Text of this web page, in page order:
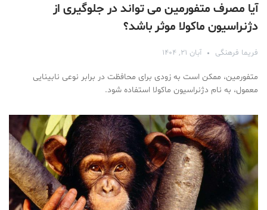
آیا مصرف متفورمین می تواند در جلوگیری از
دژنراسیون ماکولا موثر باشد؟
فریما فرهنگی آبان ۲۱, ۱۴۰۴
متفورمین، ممکن است به زودی برای محافظت در برابر نوعی نابینایی
معمول، به نام دژنراسیون ماکولا استفاده شود.